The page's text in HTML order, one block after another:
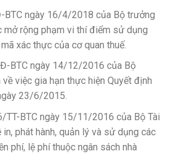
BTC ngày 16/4/2018 của Bộ trưởng
mở rộng phạm vi thí điểm sử dụng
xác thực của cơ quan thuế.
BTC ngày 14/12/2016 của Bộ
việc gia hạn thực hiện Quyết định
23/6/2015.
BTC ngày 15/11/2016 của Bộ Tài
phát hành, quản lý và sử dụng các
phí, lệ phí thuộc ngân sách nhà